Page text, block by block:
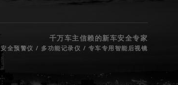
千万车主信赖的新车安全专家
安全预警仪 / 多功能记录仪 / 专车专用智能后视镜